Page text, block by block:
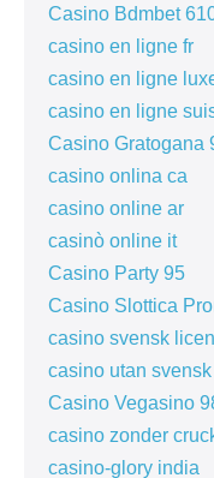
Casino Bdmbet
casino en ligne fr
casino en ligne
casino en ligne
Casino Gratogana
casino onlina ca
casino online ar
casinò online it
Casino Party 95
Casino Slottica
casino svensk
casino utan
Casino Vegasino
casino zonder
casino-glory india